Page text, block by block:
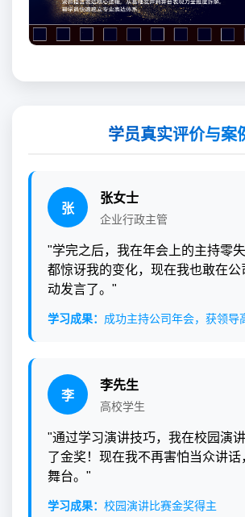
学员真实评价与案
张
张女士
企业行政主管
"学完之后，我在年会上的主持零失
都惊讶我的变化，现在我也敢在公
动发言了。"
学习成果： 成功主持公司年会，获领导
李
李先生
高校学生
"通过学习演讲技巧，我在校园演
了金奖！现在我不再害怕当众讲话
舞台。"
学习成果： 校园演讲比赛金奖得主